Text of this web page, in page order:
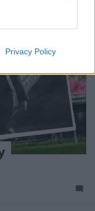
Privacy Policy